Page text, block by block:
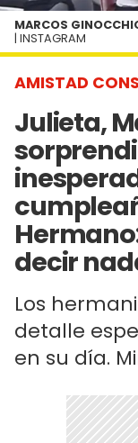
AMISTAD
Julieta,
decir
Los
detalle
en su día.
MARCOS
| INSTAGRAM